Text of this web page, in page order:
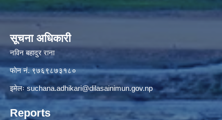
सूचना अधिकारी
नविन बहादुर राना
फाेन नं. ९७६९८७३१८०
इमेलःsuchana.adhikari@dilasainimun.gov.np
Reports